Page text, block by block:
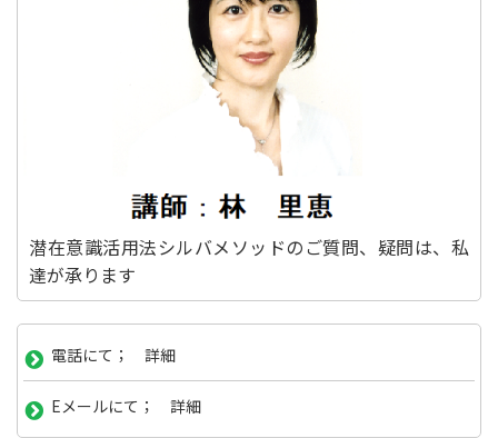
潜在意識活用法シルバメソッドのご質問、疑問は、私
達が承ります
電話にて； 詳細
Eメールにて； 詳細